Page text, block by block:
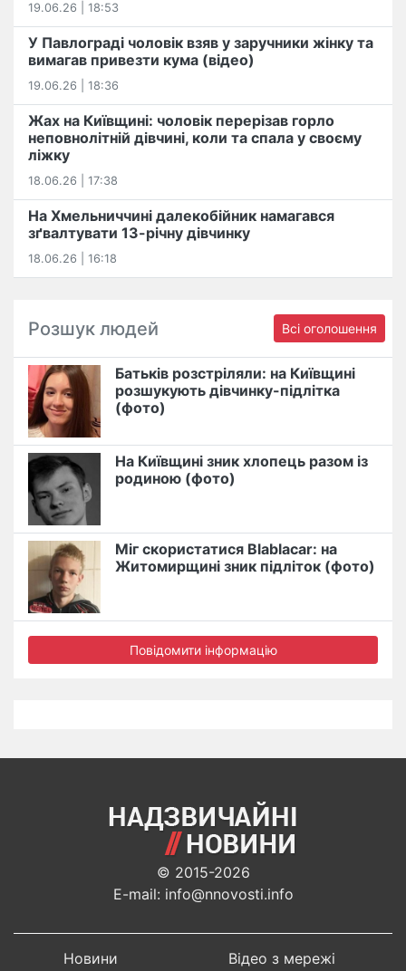
19.06.26 | 18:53
У Павлограді чоловік взяв у заручники жінку та
вимагав привезти кума (відео)
19.06.26 | 18:36
Жах на Київщині: чоловік перерізав горло
неповнолітній дівчині, коли та спала у своєму
ліжку
18.06.26 | 17:38
На Хмельниччині далекобійник намагався
зґвалтувати 13-річну дівчинку
18.06.26 | 16:18
Розшук людей Всі оголошення
Батьків розстріляли: на Київщині
розшукують дівчинку-підлітка
(фото)
На Київщині зник хлопець разом із
родиною (фото)
Міг скористатися Blablacar: на
Житомирщині зник підліток (фото)
Повідомити інформацію
© 2015-2026
E-mail: info@nnovosti.info
Новини Відео з мережі